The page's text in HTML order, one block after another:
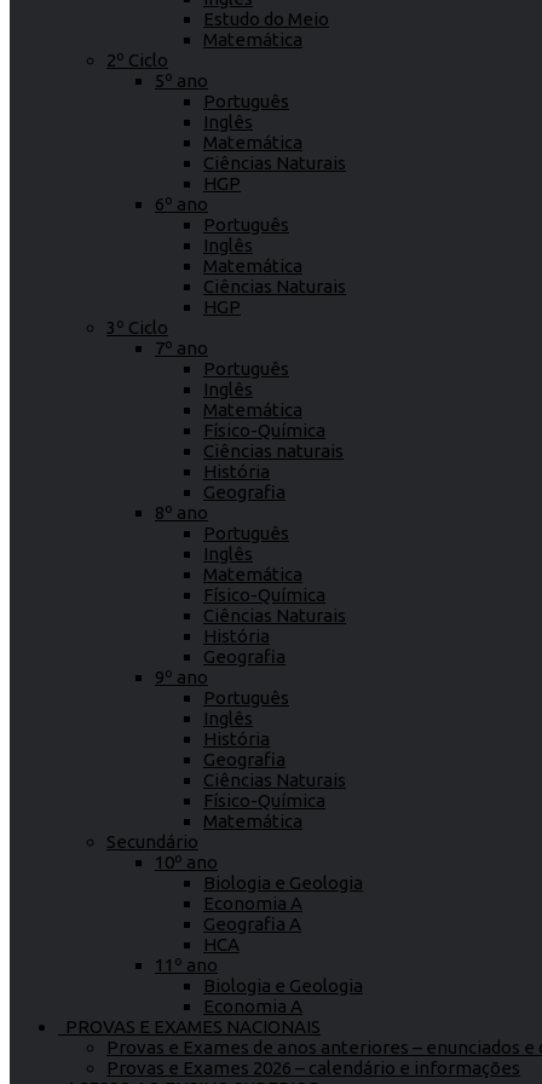
Estudo do Meio
Matemática
2º Ciclo
5º ano
Português
Inglês
Matemática
Ciências Naturais
HGP
6º ano
Português
Inglês
Matemática
Ciências Naturais
HGP
3º Ciclo
7º ano
Português
Inglês
Matemática
Físico-Química
Ciências naturais
História
Geografia
8º ano
Português
Inglês
Matemática
Físico-Química
Ciências Naturais
História
Geografia
9º ano
Português
Inglês
História
Geografia
Ciências Naturais
Físico-Química
Matemática
Secundário
10º ano
Biologia e Geologia
Economia A
Geografia A
HCA
11º ano
Biologia e Geologia
Economia A
PROVAS E EXAMES NACIONAIS
Provas e Exames de anos anteriores – enunciados
Provas e Exames 2026 – calendário e informações